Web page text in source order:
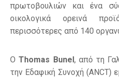
πρωτοβουλιών και ένα
οικολογικά ορεινά
περισσότερες από 140
ΟThomas Bunel, από τη
την Εδαφική Συνοχή (ANCT)